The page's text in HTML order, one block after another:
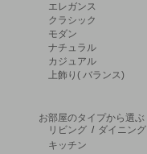
エレガンス
クラシック
モダン
ナチュラル
カジュアル
上飾り( バランス)
お部屋のタイプから選ぶ
リビング / ダイニング
キッチン